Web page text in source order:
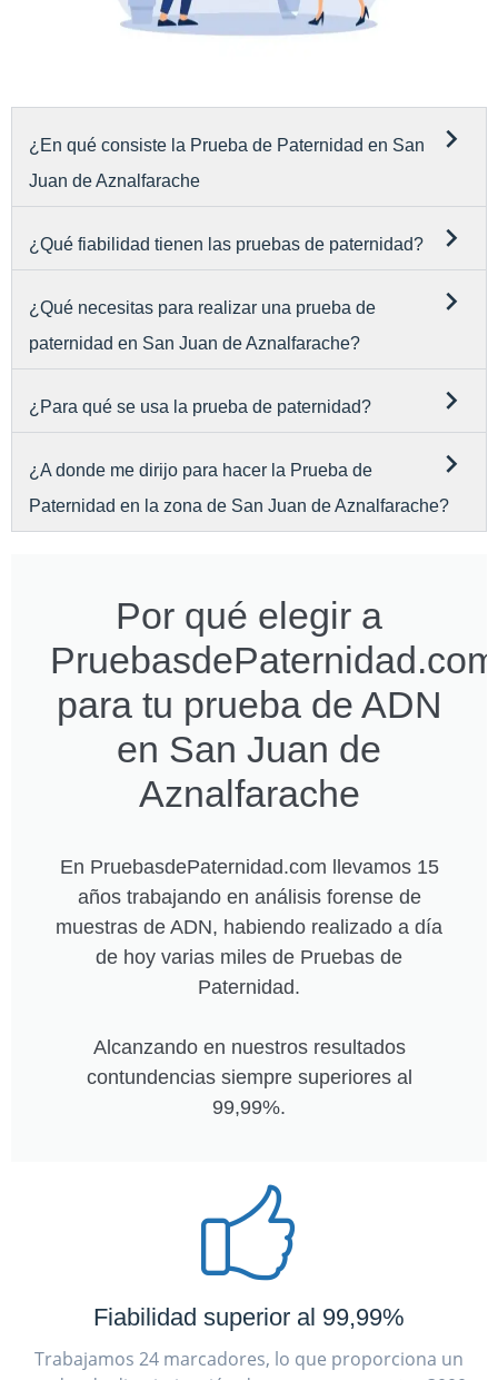
¿En qué consiste la Prueba de Paternidad en San
Juan de Aznalfarache
¿Qué fiabilidad tienen las pruebas de paternidad?
¿Qué necesitas para realizar una prueba de
paternidad en San Juan de Aznalfarache?
¿Para qué se usa la prueba de paternidad?
¿A donde me dirijo para hacer la Prueba de
Paternidad en la zona de San Juan de Aznalfarache?
Por qué elegir a
PruebasdePaternidad.com
para tu prueba de ADN
en San Juan de
Aznalfarache
En PruebasdePaternidad.com llevamos 15
años trabajando en análisis forense de
muestras de ADN, habiendo realizado a día
de hoy varias miles de Pruebas de
Paternidad.
Alcanzando en nuestros resultados
contundencias siempre superiores al
99,99%.
Fiabilidad superior al 99,99%
Trabajamos 24 marcadores, lo que proporciona un